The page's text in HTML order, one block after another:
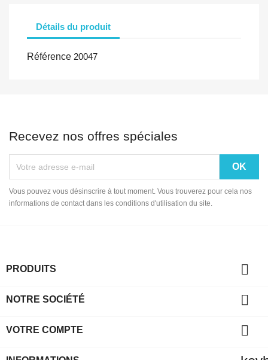
Détails du produit
Référence 20047
Recevez nos offres spéciales
Vous pouvez vous désinscrire à tout moment. Vous trouverez pour cela nos
informations de contact dans les conditions d'utilisation du site.
PRODUITS 
NOTRE SOCIÉTÉ 
VOTRE COMPTE 